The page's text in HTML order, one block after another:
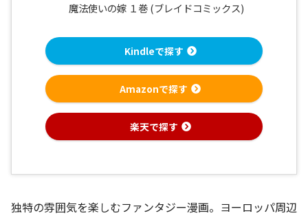
魔法使いの嫁 １巻 (ブレイドコミックス)
Kindleで探す
Amazonで探す
楽天で探す
独特の雰囲気を楽しむファンタジー漫画。ヨーロッパ周辺